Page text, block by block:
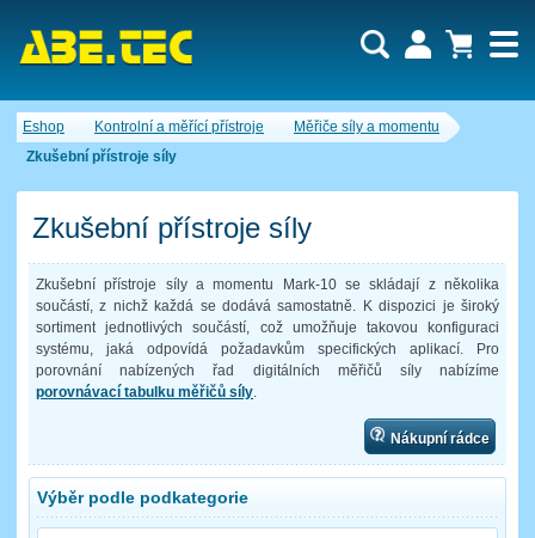
Eshop Kontrolní a měřící přístroje
Měřiče síly a momentu
Zkušební přístroje síly
Zkušební přístroje síly
Zkušební přístroje síly a momentu Mark-10 se skládají z několika
součástí, z nichž každá se dodává samostatně. K dispozici je široký
sortiment jednotlivých součástí, což umožňuje takovou konfiguraci
systému, jaká odpovídá požadavkům specifických aplikací. Pro
porovnání nabízených řad digitálních měřičů síly nabízíme
porovnávací tabulku měřičů síly
Nákupní rádce
Výběr podle podkategorie
Nákupní košík je momentálně prázdný.
Počet produktů:0
Uživatel:
Zapomenuté heslo Nová registrace